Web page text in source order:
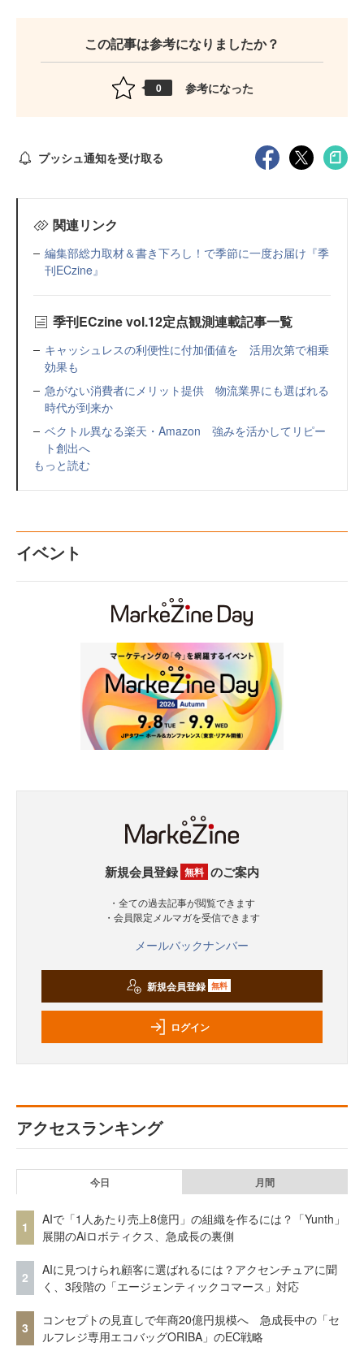
この記事は参考になりましたか？
0 参考になった
プッシュ通知を受け取る
関連リンク
編集部総力取材＆書き下ろし！で季節に一度お届け『季
刊ECzine』
季刊ECzine vol.12定点観測連載記事一覧
キャッシュレスの利便性に付加価値を 活用次第で相乗
効果も
急がない消費者にメリット提供 物流業界にも選ばれる
時代が到来か
ベクトル異なる楽天・Amazon 強みを活かしてリピー
ト創出へ
もっと読む
イベント
新規会員登録 無料 のご案内
・全ての過去記事が閲覧できます
・会員限定メルマガを受信できます
メールバックナンバー
新規会員登録 無料
ログイン
アクセスランキング
今日 月間
1
AIで「1人あたり売上8億円」の組織を作るには？「Yunth」
展開のAiロボティクス、急成長の裏側
2
AIに見つけられ顧客に選ばれるには？アクセンチュアに聞
く、3段階の「エージェンティックコマース」対応
3
コンセプトの見直しで年商20億円規模へ 急成長中の「セ
ルフレジ専用エコバッグORIBA」のEC戦略